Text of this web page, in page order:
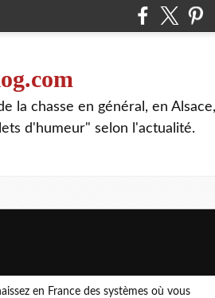
la chasse en général, en
d'humeur" selon l'actualité.
en France des systèmes où vous